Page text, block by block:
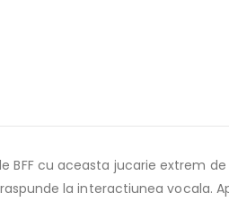
cu aceasta jucarie extrem
la interactiunea vocala.